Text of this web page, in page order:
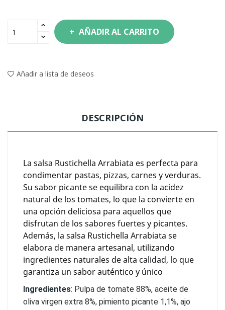
AÑADIR AL CARRITO
Añadir a lista de deseos
DESCRIPCIÓN
La salsa Rustichella Arrabiata es perfecta para
condimentar pastas, pizzas, carnes y verduras.
Su sabor picante se equilibra con la acidez
natural de los tomates, lo que la convierte en
una opción deliciosa para aquellos que
disfrutan de los sabores fuertes y picantes.
Además, la salsa Rustichella Arrabiata se
elabora de manera artesanal, utilizando
ingredientes naturales de alta calidad, lo que
garantiza un sabor auténtico y único
Ingredientes: Pulpa de tomate 88%, aceite de
oliva virgen extra 8%, pimiento picante 1,1%, ajo